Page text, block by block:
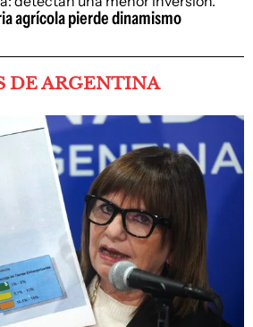
agrícola pierde dinamismo
DE ARGENTINA